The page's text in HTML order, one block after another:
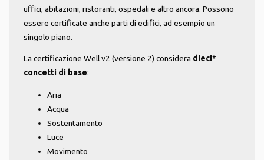
uffici, abitazioni, ristoranti, ospedali e altro ancora. Possono
essere certificate anche parti di edifici, ad esempio un
singolo piano.
La certificazione Well v2 (versione 2) considera dieci*
concetti di base:
Aria
Acqua
Sostentamento
Luce
Movimento